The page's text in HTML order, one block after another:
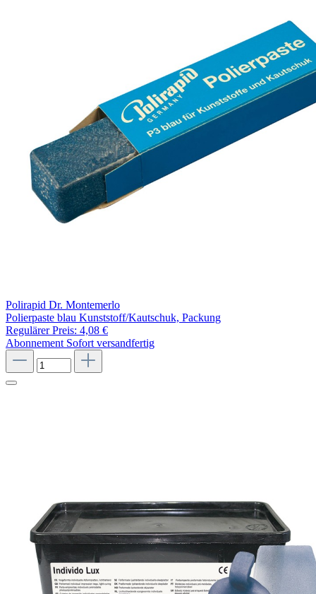
Polirapid Dr. Montemerlo
Polierpaste blau Kunststoff/Kautschuk, Packung
Regulärer Preis: 4,08 €
Abonnement Sofort versandfertig